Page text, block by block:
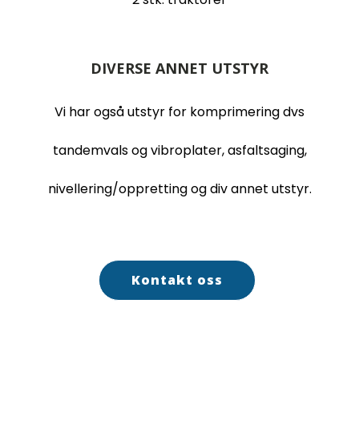
DIVERSE ANNET UTSTYR
Vi har også utstyr for komprimering dvs
tandemvals og vibroplater, asfaltsaging,
nivellering/oppretting og div annet utstyr.
Kontakt oss